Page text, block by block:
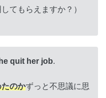
てもらえますか？）
quit her job.
のかずっと不思議に思